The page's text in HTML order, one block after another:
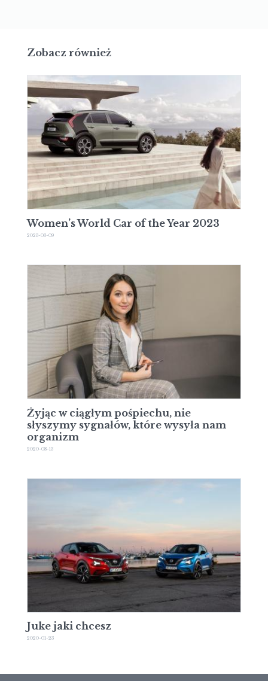
Zobacz również
Women’s World Car of the Year 2023
2023-03-09
Żyjąc w ciągłym pośpiechu, nie
słyszymy sygnałów, które wysyła nam
organizm
2020-08-13
Juke jaki chcesz
2020-01-23